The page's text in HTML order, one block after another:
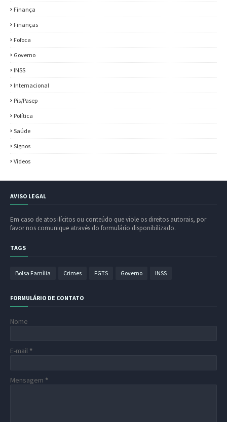
Finança
Finanças
Fofoca
Governo
INSS
Internacional
Pis/Pasep
Política
Saúde
Signos
Vídeos
AVISO LEGAL
Em caso de atos ilícitos ou conteúdo que viole os direitos autorais, por
favor nos comunique através do formulário disponibilizado.
TAGS
Bolsa Família Crimes FGTS Governo INSS
FORMULÁRIO DE CONTATO
Nome
E-mail *
Mensagem *